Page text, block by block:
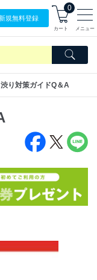
新規無料登録
0
カート メニュー
り対策ガイドQ＆A